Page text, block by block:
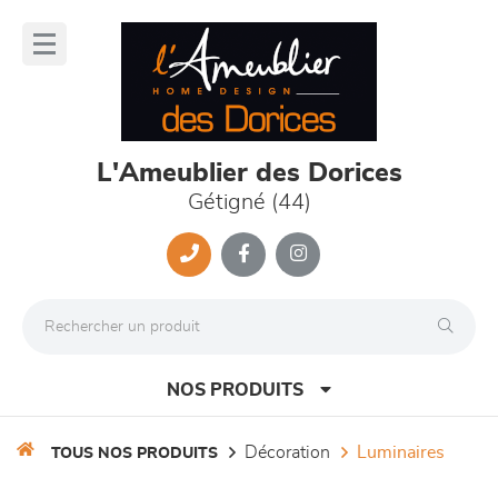
L'Ameublier des Dorices
Gétigné (44)
NOS PRODUITS
TOUS NOS PRODUITS décoration luminaires